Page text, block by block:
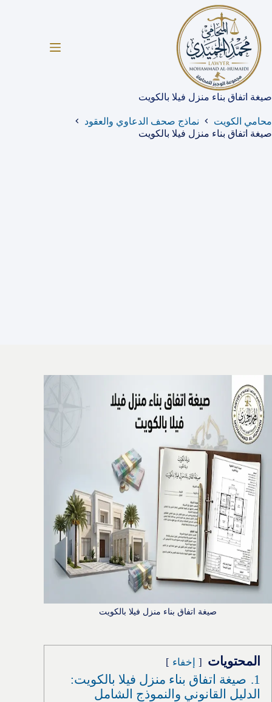
المحتوى
صيغة اتفاق بناء منزل فيلا بالكويت
محامي الكويت
نماذج صحف الدعاوي والعقود
صيغة اتفاق بناء منزل فيلا بالكويت
صيغة اتفاق بناء منزل فيلا بالكويت
المحتويات إخفاء
1.
صيغة اتفاق بناء منزل فيلا بالكويت:
الدليل القانوني والنموذج الشامل